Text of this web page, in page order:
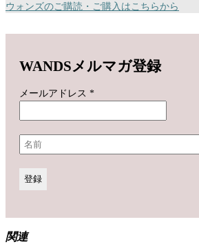
ウォンズのご購読・ご購入はこちらから
WANDSメルマガ登録
メールアドレス *
関連